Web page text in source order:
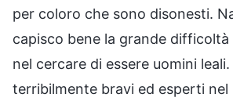
per coloro che sono disonesti.
capisco bene la grande
nel cercare di essere uomini
terribilmente bravi ed esperti nel